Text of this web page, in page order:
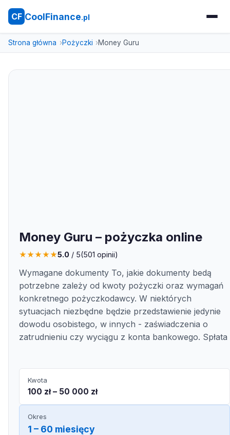
CF CoolFinance.pl
Strona główna Pożyczki Money Guru
Money Guru – pożyczka online
★★★★★5.0 / 5(501 opinii)
Wymagane dokumenty To, jakie dokumenty bedą
potrzebne zależy od kwoty pożyczki oraz wymagań
konkretnego pożyczkodawcy. W niektórych
sytuacjach niezbędne będzie przedstawienie jedynie
dowodu osobistego, w innych - zaświadczenia o
zatrudnieniu czy wyciągu z konta bankowego. Spłata
Kwota
100 zł – 50 000 zł
Okres
1 – 60 miesięcy